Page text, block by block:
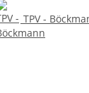
TPV -